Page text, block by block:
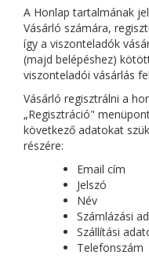
A Honlap tartalmának
Vásárló számára,
így a viszonteladók
(majd belépéshez)
viszonteladói vásárlás
Vásárló regisztrálni a
„Regisztráció"
következő adatokat
részére:
Email cím
Jelszó
Név
Számlázási
Szállítási
Telefonszám